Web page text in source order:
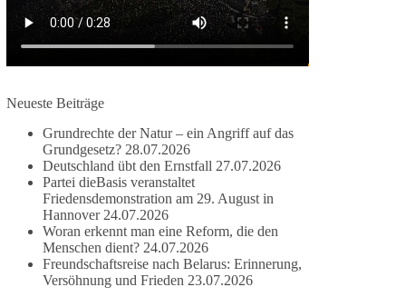
Like, teile und kommentiere unsere Beiträge,
damit noch mehr Menschen mitbekommen, wofür
wir stehen und warum es sich lohnt, dieBasis zu
Mehr Infos:https://diebasis-st.de/wahlprogramm/
#dieBasis #Landtagswahl #SachsenAnhalt
#DeineStimmezählt #jetztunterstützen
58 6 14 Auf Facebook ansehen
DieBasis
2 Tage(n) zuvor
Neueste Beiträge
Grundrechte der Natur – ein Angriff auf das
Grundgesetz? 28.07.2026
Deutschland übt den Ernstfall 27.07.2026
Partei dieBasis veranstaltet
Friedensdemonstration am 29. August in
Hannover 24.07.2026
Woran erkennt man eine Reform, die den
Menschen dient? 24.07.2026
Freundschaftsreise nach Belarus: Erinnerung,
Versöhnung und Frieden 23.07.2026